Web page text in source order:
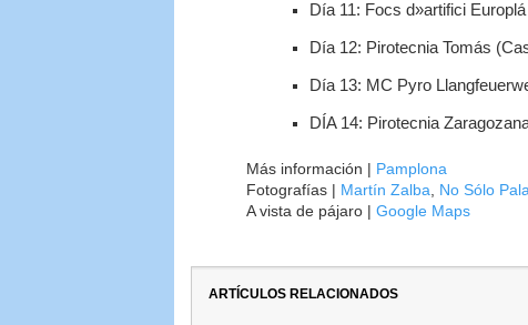
Día 11: Focs d»artifici
Día 12: Pirotecnia Tomás
Día 13: MC Pyro
DÍA 14: Pirotecnia
Más información | Pamplona
Fotografías | Martín Zalba, No Sólo
A vista de pájaro | Google Maps
ARTÍCULOS RELACIONADOS